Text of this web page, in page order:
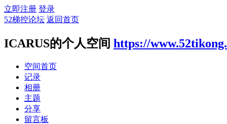
立即注册 登录
52梯控论坛 返回首页
ICARUS的个人空间 https://
空间首页
记录
相册
主题
分享
留言板